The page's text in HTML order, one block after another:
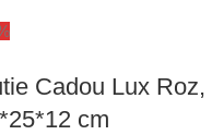
Cadou Lux Roz,
cm